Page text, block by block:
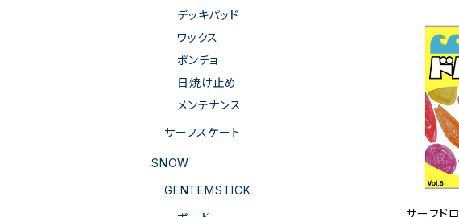
サーフドロップ
デッキパッド
ワックス
ポンチョ
日焼け止め
メンテナンス
サーフスケート
SNOW
GENTEMSTICK